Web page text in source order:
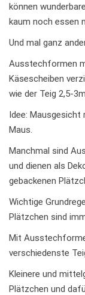
können
kaum noch essen
Und mal ganz
Ausstechformen
Käsescheiben
wie der Teig 2,5-
Idee: Mausgesicht
Maus.
Manchmal sind
und dienen als
gebackenen
Wichtige
Plätzchen sind
Mit
verschiedenste
Kleinere und
Plätzchen und